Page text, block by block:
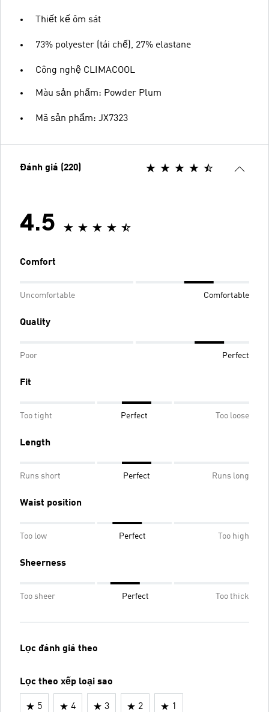
Thiết kế ôm sát
73% polyester (tái chế), 27% elastane
Công nghệ CLIMACOOL
Màu sản phẩm: Powder Plum
Mã sản phẩm: JX7323
Đánh giá (220)
4.5
Comfort
Uncomfortable Comfortable
Quality
Poor Perfect
Fit
Too tight Perfect Too loose
Length
Runs short Perfect Runs long
Waist position
Too low Perfect Too high
Sheerness
Too sheer Perfect Too thick
Lọc đánh giá theo
Lọc theo xếp loại sao
5 4 3 2 1